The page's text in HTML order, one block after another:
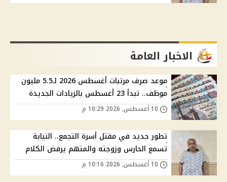
الاخبار العامة
موعد صرف مرتبات أغسطس 2026 لـ5.5 مليون
موظف.. تبدأ 23 أغسطس بالزيادات الجديدة
تطور جديد في مقتل أسرة التجمع.. النيابة
تسمع الحارس وزوجته والمتهم يرفض الكلام